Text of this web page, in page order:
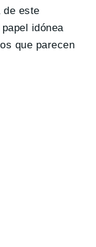
de este
idónea
que parecen